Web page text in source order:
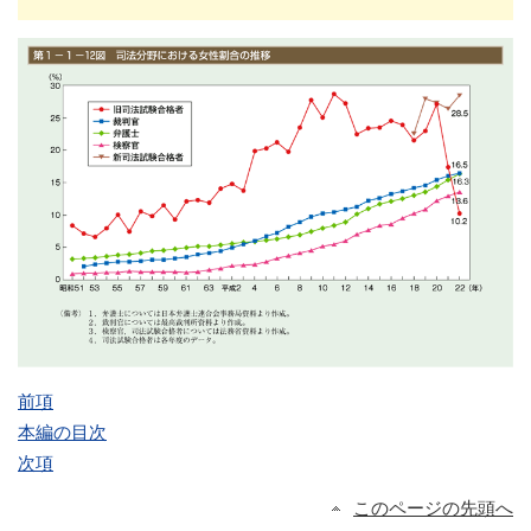
前項
本編の目次
次項
このページの先頭へ